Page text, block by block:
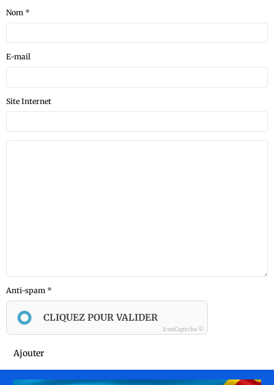
Nom
E-mail
Site Internet
Anti-spam
CLIQUEZ POUR VALIDER
IconCaptcha ©
Ajouter